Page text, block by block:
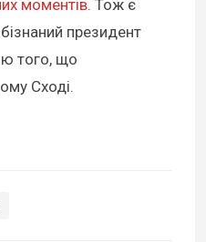
моментів. Тож є
президент
того, що
Сході.